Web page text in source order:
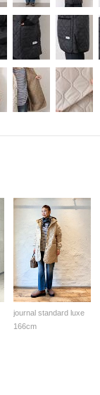
journal standard luxe
166cm